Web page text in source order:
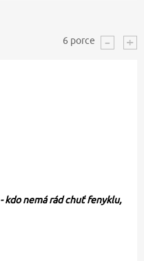
6 porce
- kdo nemá rád chuť fenyklu,